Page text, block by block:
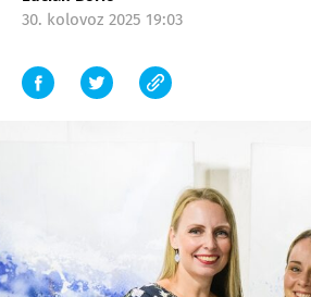
30. kolovoz 2025 19:03